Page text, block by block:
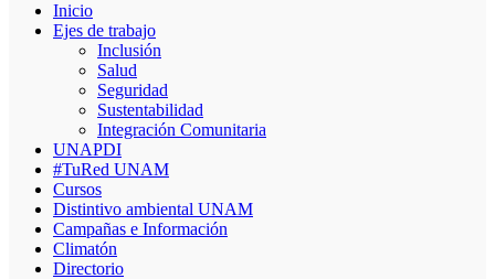
Inicio
Ejes de trabajo
Inclusión
Salud
Seguridad
Sustentabilidad
Integración Comunitaria
UNAPDI
#TuRed UNAM
Cursos
Distintivo ambiental UNAM
Campañas e Información
Climatón
Directorio